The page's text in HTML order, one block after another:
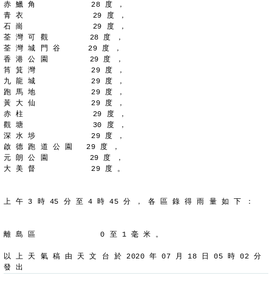
赤 鱲 角            28 度 ，
青 衣               29 度 ，
石 崗               29 度 ，
荃 灣 可 觀         28 度 ，
荃 灣 城 門 谷      29 度 ，
香 港 公 園         29 度 ，
筲 箕 灣            29 度 ，
九 龍 城            29 度 ，
跑 馬 地            29 度 ，
黃 大 仙            29 度 ，
赤 柱               29 度 ，
觀 塘               30 度 ，
深 水 埗            29 度 ，
啟 德 跑 道 公 園   29 度 ，
元 朗 公 園         29 度 ，
大 美 督            29 度 。
上 午 3 時 45 分 至 4 時 45 分 ， 各 區 錄 得 雨 量 如 下 ：
離 島 區              0 至 1 毫 米 。
以 上 天 氣 稿 由 天 文 台 於 2020 年 07 月 18 日 05 時 02 分
發 出